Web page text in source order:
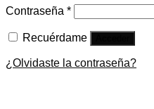
Contraseña *
Recuérdame
¿Olvidaste la contraseña?